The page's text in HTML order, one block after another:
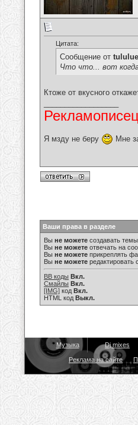
Цитата:
Сообщение от
Что что... вот
Ктоже от вкусного
Я мзду не беру Мне
Ваши права в разделе
Вы не можете создавать темы
Вы не можете отвечать на
Вы не можете прикреплять
Вы не можете редактировать
BB коды Вкл.
Смайлы Вкл.
[IMG] код Вкл.
HTML код Выкл.
Музыка Dj mixes
Реклама на сайте